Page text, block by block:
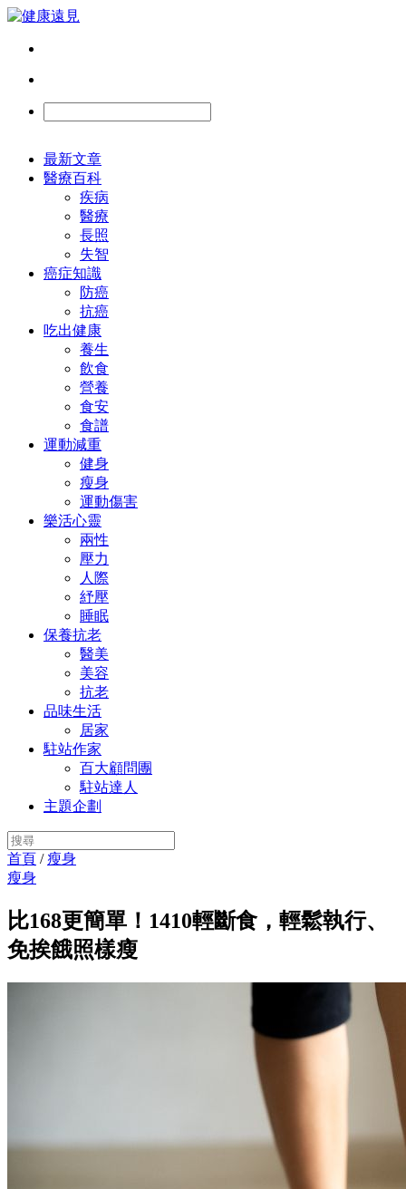
最新文章
醫療百科
疾病
醫療
長照
失智
癌症知識
防癌
抗癌
吃出健康
養生
飲食
營養
食安
食譜
運動減重
健身
瘦身
運動傷害
樂活心靈
兩性
壓力
人際
紓壓
睡眠
保養抗老
醫美
美容
抗老
品味生活
居家
駐站作家
百大顧問團
駐站達人
主題企劃
首頁 /瘦身
瘦身
比168更簡單！1410輕斷食，輕鬆執行、
免挨餓照樣瘦